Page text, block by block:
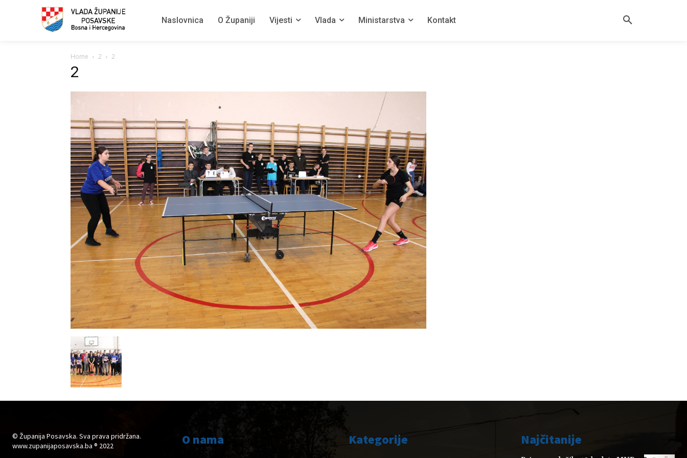
Naslovnica O Županiji Vijesti Vlada Ministarstva Kontakt
Home 2 2
2
© Županija Posavska. Sva prava pridržana.
www.zupanijaposavska.ba ® 2022
O nama Kategorije Najčitanije